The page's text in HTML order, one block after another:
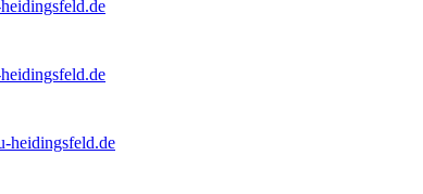
heidingsfeld.de